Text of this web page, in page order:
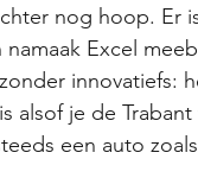
nog hoop. Er
Excel
innovatiefs:
alsof je de
een auto